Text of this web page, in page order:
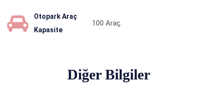
Otopark Araç
Kapasite
100 Araç.
Diğer Bilgiler